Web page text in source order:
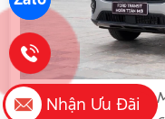
Transit Hoàn Toàn
Nhận Ưu Đãi